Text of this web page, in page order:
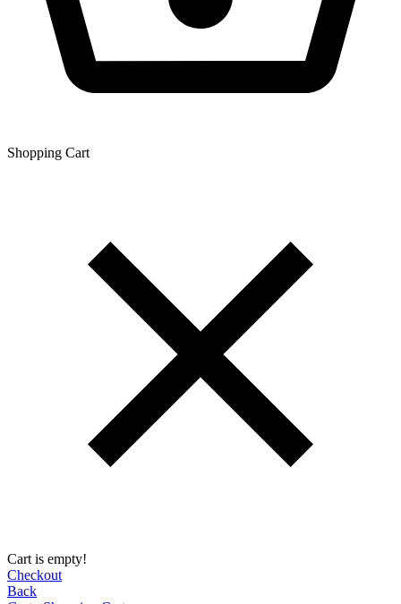
Shopping Сart
Cart is empty!
Checkout
Back